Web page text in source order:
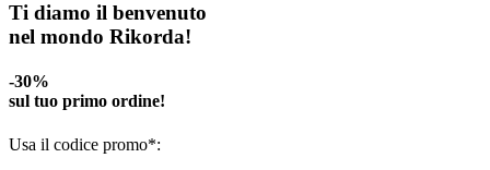
Ti diamo il benvenuto
nel mondo Rikorda!
-30%
sul tuo primo ordine!
Usa il codice promo*: